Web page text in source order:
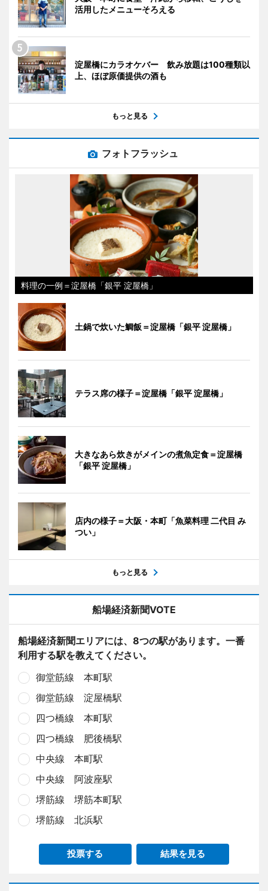
活用したメニューそろえる
淀屋橋にカラオケバー 飲み放題は100種類以
上、ほぼ原価提供の酒も
もっと見る
フォトフラッシュ
料理の一例＝淀屋橋「銀平 淀屋橋」
土鍋で炊いた鯛飯＝淀屋橋「銀平 淀屋橋」
テラス席の様子＝淀屋橋「銀平 淀屋橋」
大きなあら炊きがメインの煮魚定食＝淀屋橋
「銀平 淀屋橋」
店内の様子＝大阪・本町「魚菜料理 二代目 み
つい」
もっと見る
船場経済新聞VOTE
船場経済新聞エリアには、8つの駅があります。一番
利用する駅を教えてください。
御堂筋線 本町駅
御堂筋線 淀屋橋駅
四つ橋線 本町駅
四つ橋線 肥後橋駅
中央線 本町駅
中央線 阿波座駅
堺筋線 堺筋本町駅
堺筋線 北浜駅
投票する 結果を見る